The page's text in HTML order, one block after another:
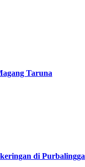
Taruna
di Purbalingga